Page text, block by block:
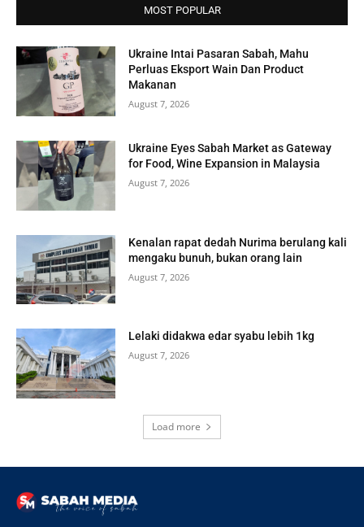
MOST POPULAR
Ukraine Intai Pasaran Sabah, Mahu
Perluas Eksport Wain Dan Product
Makanan
August 7, 2026
Ukraine Eyes Sabah Market as Gateway
for Food, Wine Expansion in Malaysia
August 7, 2026
Kenalan rapat dedah Nurima berulang kali
mengaku bunuh, bukan orang lain
August 7, 2026
Lelaki didakwa edar syabu lebih 1kg
August 7, 2026
Load more